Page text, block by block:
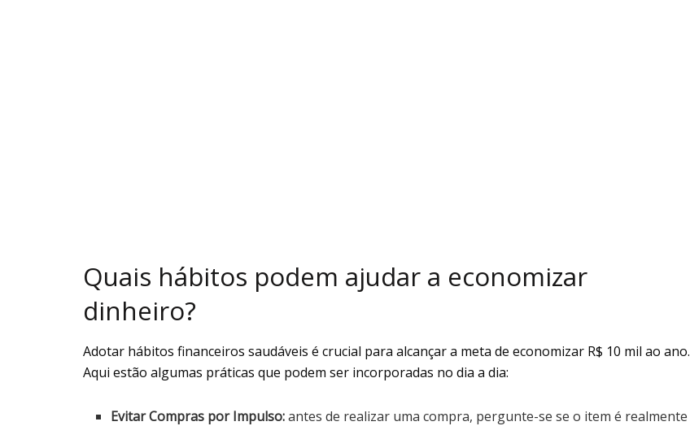
Quais hábitos podem ajudar a economizar
dinheiro?
Adotar hábitos financeiros saudáveis é crucial para alcançar a meta de economizar R$ 10 mil ao ano.
Aqui estão algumas práticas que podem ser incorporadas no dia a dia:
Evitar Compras por Impulso:antes de realizar uma compra, pergunte-se se o item é realmente